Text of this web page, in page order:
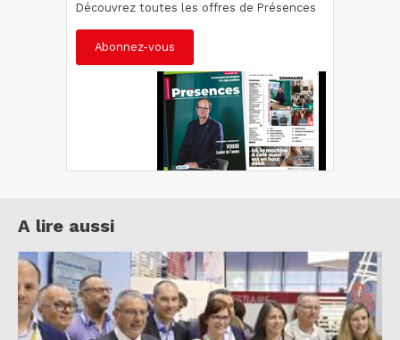
Découvrez toutes les offres de Présences
Abonnez-vous
A lire aussi